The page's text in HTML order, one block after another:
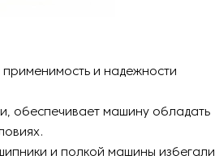
и надежности
обеспечивает машину обладать
и полкой машины избегали